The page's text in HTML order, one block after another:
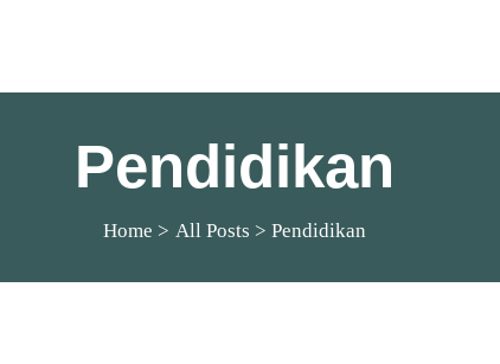
Pendidikan
Home All Posts Pendidikan